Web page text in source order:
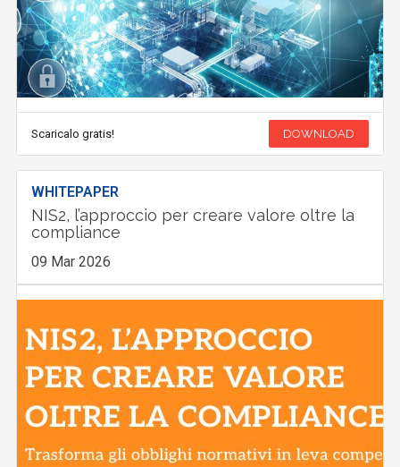
Scaricalo gratis! DOWNLOAD
WHITEPAPER
NIS2, l’approccio per creare valore oltre la
compliance
09 Mar 2026